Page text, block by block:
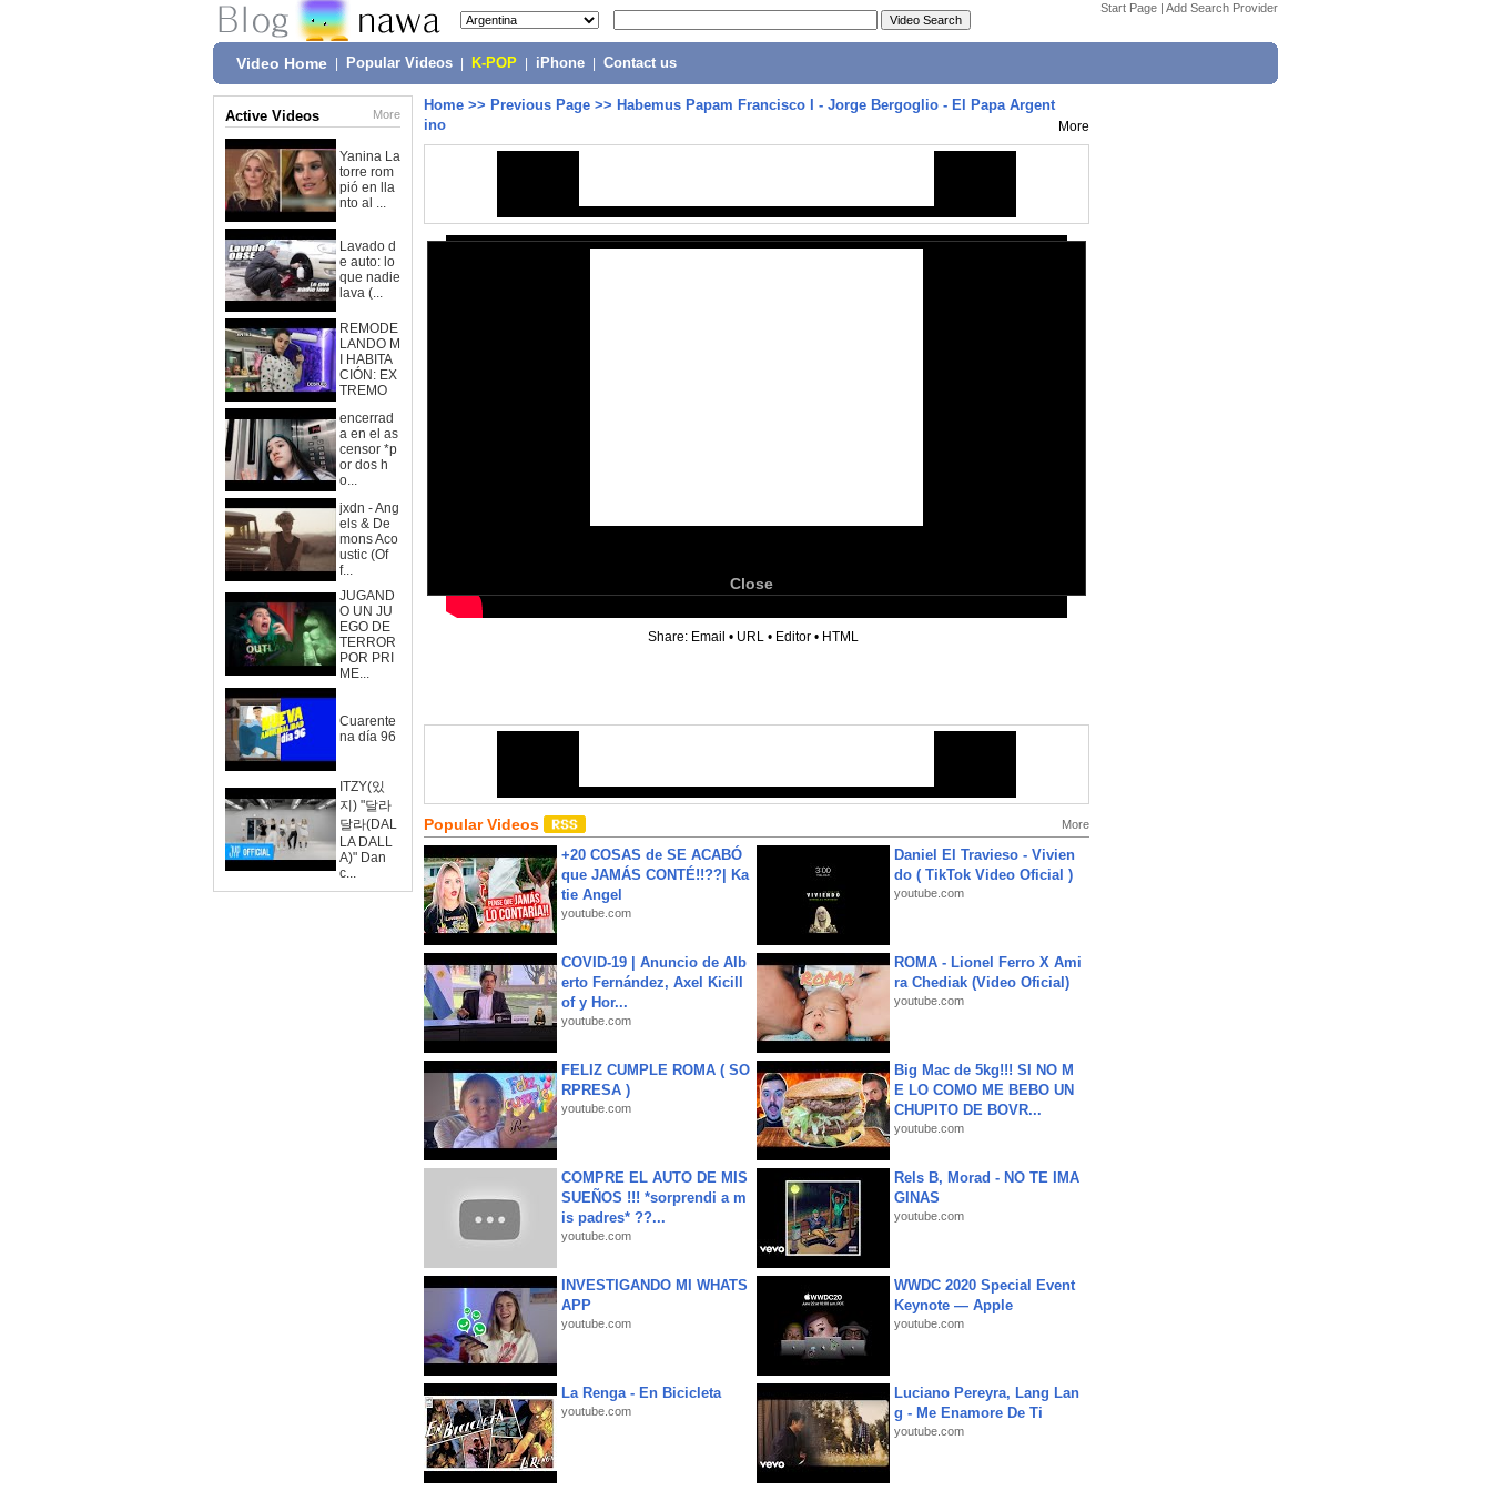
Start Page | Add Search Provider
Video Home Popular Videos K-POP iPhone Contact us
Active Videos More
Yanina La
torre rom
pió en lla
nto al ...
Lavado d
e auto: lo
que nadie
lava (...
REMODE
LANDO M
I HABITA
CIÓN: EX
TREMO
encerrad
a en el as
censor *p
or dos h
o...
jxdn - Ang
els & De
mons Aco
ustic (Of
f...
JUGAND
O UN JU
EGO DE
TERROR
POR PRI
ME...
Cuarente
na día 96
ITZY(있
지) "달라
달라(DAL
LA DALL
A)" Dan
c...
Home >> Previous Page >> Habemus Papam Francisco I - Jorge Bergoglio - El Papa Argent
ino
More
Close
Share: Email • URL • Editor • HTML
Popular Videos More
+20 COSAS de SE ACABÓ
que JAMÁS CONTÉ!!??| Ka
tie Angel
youtube.com
Daniel El Travieso - Vivien
do ( TikTok Video Oficial )
youtube.com
COVID-19 | Anuncio de Alb
erto Fernández, Axel Kicill
of y Hor...
youtube.com
ROMA - Lionel Ferro X Ami
ra Chediak (Video Oficial)
youtube.com
FELIZ CUMPLE ROMA ( SO
RPRESA )
youtube.com
Big Mac de 5kg!!! SI NO M
E LO COMO ME BEBO UN
CHUPITO DE BOVR...
youtube.com
COMPRE EL AUTO DE MIS
SUEÑOS !!! *sorprendi a m
is padres* ??...
youtube.com
Rels B, Morad - NO TE IMA
GINAS
youtube.com
INVESTIGANDO MI WHATS
APP
youtube.com
WWDC 2020 Special Event
Keynote — Apple
youtube.com
La Renga - En Bicicleta
youtube.com
Luciano Pereyra, Lang Lan
g - Me Enamore De Ti
youtube.com